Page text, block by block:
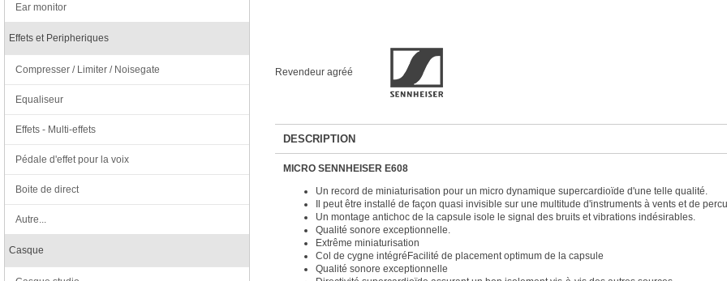
Revendeur agréé
DESCRIPTION
MICRO SENNHEISER E608
Un record de miniaturisation pour un micro dynamique supercardioïde d'une telle qualité.
Il peut être installé de façon quasi invisible sur une multitude d'instruments à vents et de
Un montage antichoc de la capsule isole le signal des bruits et vibrations indésirables.
Qualité sonore exceptionnelle.
Extrême miniaturisation
Col de cygne intégréFacilité de placement optimum de la capsule
Qualité sonore exceptionnelle
Ear monitor
Effets et Peripheriques
Compresser / Limiter / Noisegate
Equaliseur
Effets - Multi-effets
Pédale d'effet pour la voix
Boite de direct
Autre...
Casque